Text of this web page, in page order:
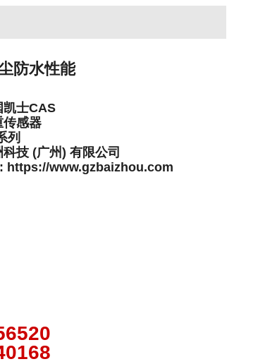
防水性能
凯士CAS
传感器
列
技 (广州) 有限公司
https://www.gzbaizhou.com